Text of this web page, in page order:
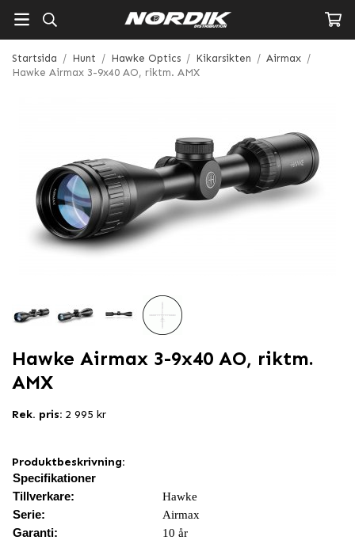
Startsida / Hunt / Hawke Optics / Kikarsikten / Airmax /
Hawke Airmax 3-9x40 AO, riktm. AMX
Hawke Airmax 3-9x40 AO, riktm.
AMX
Rek. pris: 2 995 kr
Produktbeskrivning:
Specifikationer
Tillverkare:
Hawke
Serie:
Airmax
Garanti:
10 år